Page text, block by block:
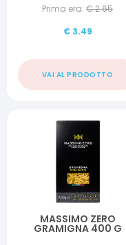
Prima era: €2.65
€ 3.49
VAI AL PRODOTTO
MASSIMO ZERO
GRAMIGNA 400 G